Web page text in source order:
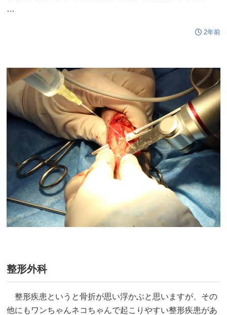
…
2年前
整形外科
整形疾患というと骨折が思い浮かぶと思いますが、その
他にもワンちゃんネコちゃんで起こりやすい整形疾患があ